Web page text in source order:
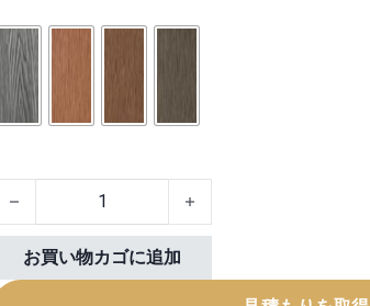
Deep Embossed Decking Board個
お買い物カゴに追加